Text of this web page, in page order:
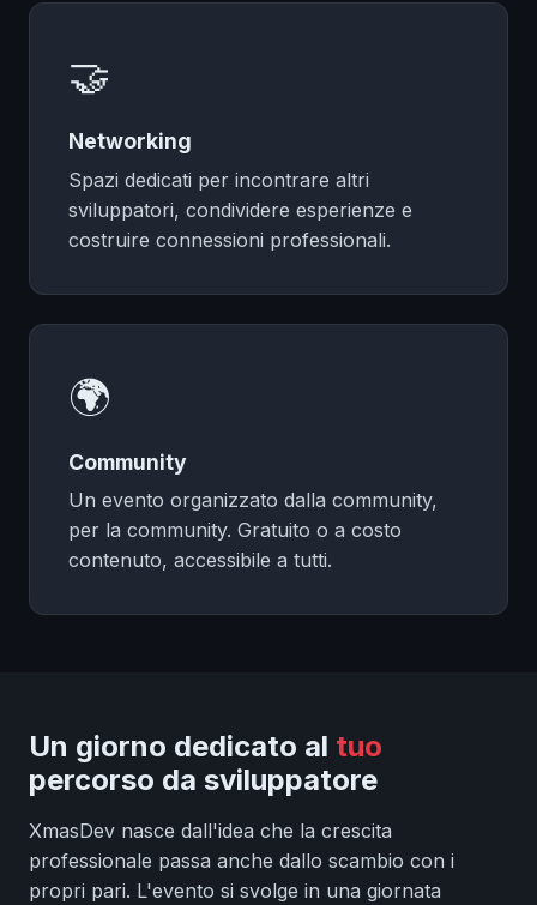
🤝
Networking
Spazi dedicati per incontrare altri
sviluppatori, condividere esperienze e
costruire connessioni professionali.
🌍
Community
Un evento organizzato dalla community,
per la community. Gratuito o a costo
contenuto, accessibile a tutti.
Un giorno dedicato al tuo
percorso da sviluppatore
XmasDev nasce dall'idea che la crescita
professionale passa anche dallo scambio con i
propri pari. L'evento si svolge in una giornata